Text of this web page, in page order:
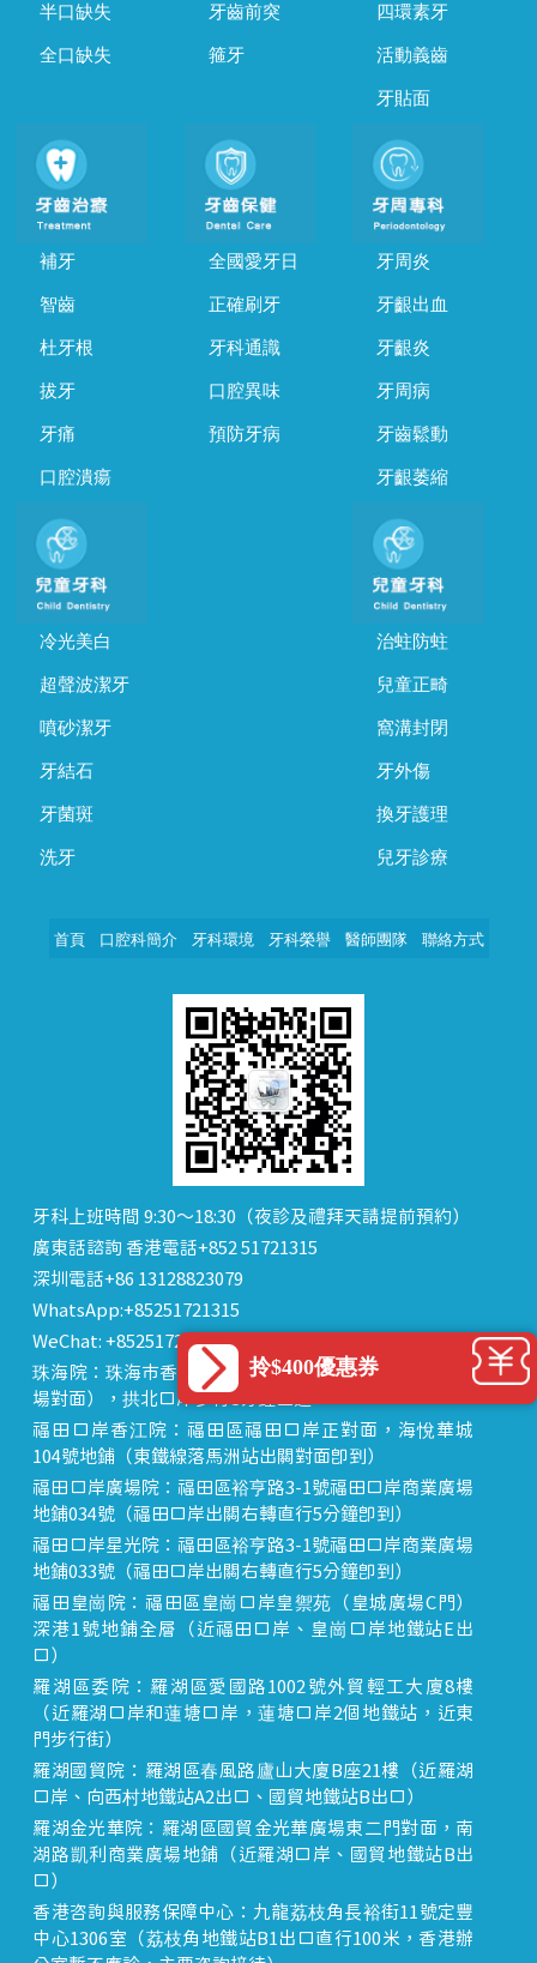
半口缺失
全口缺失
牙齒前突
箍牙
四環素牙
活動義齒
牙貼面
補牙
智齒
杜牙根
拔牙
牙痛
口腔潰瘍
全國愛牙日
正確刷牙
牙科通識
口腔異味
預防牙病
牙周炎
牙齦出血
牙齦炎
牙周病
牙齒鬆動
牙齦萎縮
冷光美白
超聲波潔牙
噴砂潔牙
牙結石
牙菌斑
洗牙
治蛀防蛀
兒童正畸
窩溝封閉
牙外傷
換牙護理
兒牙診療
首頁 口腔科簡介 牙科環境 牙科榮譽 醫師團隊 聯絡方式
牙科上班時間 9:30～18:30（夜診及禮拜天請提前預約）
廣東話諮詢 香港電話+852 51721315
深圳電話+86 13128823079
WhatsApp:+85251721315
WeChat: +85251721315 or dentalhk
珠海院：珠海市香洲區 拱北中建商業大廈 15樓（迎賓廣
場對面），拱北口岸步行8分鐘直達
福田口岸香江院：福田區福田口岸正對面，海悅華城
104號地鋪（東鐵線落馬洲站出關對面即到）
福田口岸廣場院：福田區裕亨路3-1號福田口岸商業廣場
地鋪034號（福田口岸出關右轉直行5分鐘即到）
福田口岸星光院：福田區裕亨路3-1號福田口岸商業廣場
地鋪033號（福田口岸出關右轉直行5分鐘即到）
福田皇崗院：福田區皇崗口岸皇禦苑（皇城廣場C門）
深港1號地鋪全層（近福田口岸、皇崗口岸地鐵站E出
口）
羅湖區委院：羅湖區愛國路1002號外貿輕工大廈8樓
（近羅湖口岸和蓮塘口岸，蓮塘口岸2個地鐵站，近東
門步行街）
羅湖國貿院：羅湖區春風路廬山大廈B座21樓（近羅湖
口岸、向西村地鐵站A2出口、國貿地鐵站B出口）
羅湖金光華院：羅湖區國貿金光華廣場東二門對面，南
湖路凱利商業廣場地鋪（近羅湖口岸、國貿地鐵站B出
口）
香港咨詢與服務保障中心：九龍荔枝角長裕街11號定豐
中心1306室（荔枝角地鐵站B1出口直行100米，香港辦
拎$400優惠券